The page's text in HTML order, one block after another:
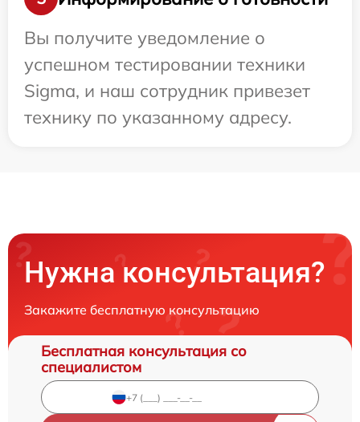
Вы получите уведомление о
успешном тестировании техники
Sigma, и наш сотрудник привезет
технику по указанному адресу.
Нужна консультация?
Закажите бесплатную консультацию
Бесплатная консультация со
специалистом